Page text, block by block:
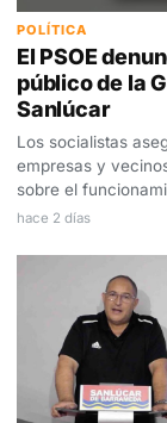
POLÍTICA
El PSOE
público de la
Sanlúcar
Los socialistas
empresas y
sobre el
hace 2 días